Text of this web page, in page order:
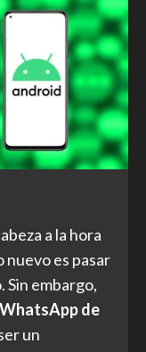
a la hora
nuevo es pasar
Sin embargo,
de
un